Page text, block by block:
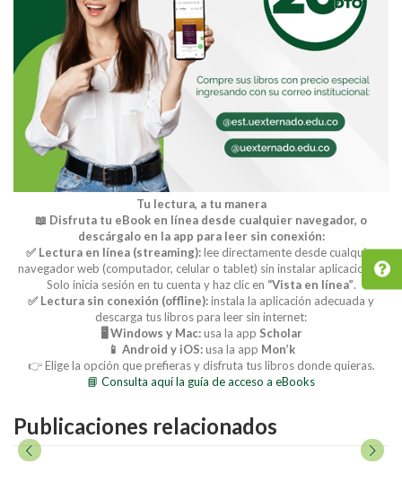
Tu lectura, a tu manera
📖 Disfruta tu eBook en línea desde cualquier navegador, o
descárgalo en la app para leer sin conexión:
✅ Lectura en línea (streaming):lee directamente desde cualquier
navegador web (computador, celular o tablet) sin instalar aplicaciones.
Solo inicia sesión en tu cuenta y haz clic en “Vista en línea”.
✅ Lectura sin conexión (offline):instala la aplicación adecuada y
descarga tus libros para leer sin internet:
🖥️ Windows y Mac:usa la app Scholar
📱 Android y iOS:usa la app Mon’k
👉 Elige la opción que prefieras y disfruta tus libros donde quieras.
📘 Consulta aquí la guía de acceso a eBooks
Publicaciones relacionados